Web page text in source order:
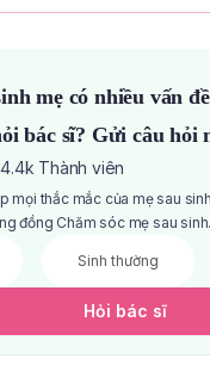
mẹ có nhiều vấn
bác sĩ? Gửi câu hỏi
4.4k Thành viên
mọi thắc mắc của mẹ sau
đồng Chăm sóc mẹ sau
Sinh thường
Hỏi bác sĩ